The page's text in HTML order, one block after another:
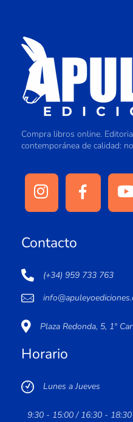
Compra libros online.
contemporánea de calidad:
Contacto
(+34) 959 733 763
Plaza Redonda, 5, 1º
Horario
Lunes a Jueves
9:30 - 15:00 / 16:30 - 18:30